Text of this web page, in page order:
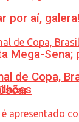
Mega-Sena;
por aí, galera!
de Copa,